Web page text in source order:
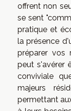
offrent non
se sent
pratique et
la présence
préparer vos
peut s'avérer
conviviale
majeurs
permettant